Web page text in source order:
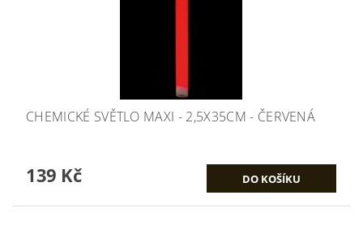
CHEMICKÉ SVĚTLO MAXI - 2,5X35CM - ČERVENÁ
139 Kč